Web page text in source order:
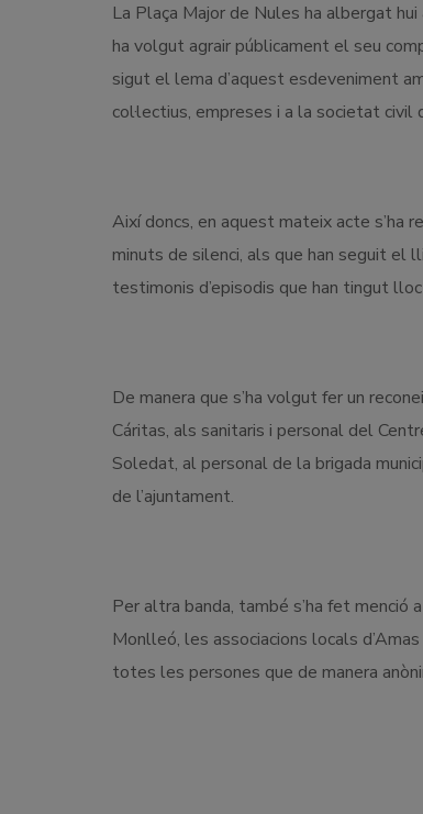
La Plaça Major de Nules ha albergat
ha volgut agrair públicament el seu
sigut el lema d’aquest esdeveniment
col·lectius, empreses i a la societat
Així doncs, en aquest mateix acte s’ha
minuts de silenci, als que han seguit el
testimonis d’episodis que han tingut
De manera que s’ha volgut fer un
Cáritas, als sanitaris i personal del
Soledat, al personal de la brigada
de l’ajuntament.
Per altra banda, també s’ha fet menció
Monlleó, les associacions locals
totes les persones que de manera